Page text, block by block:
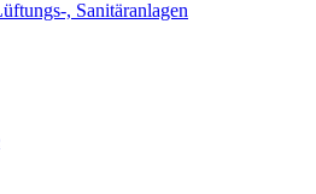
, Sanitäranlagen